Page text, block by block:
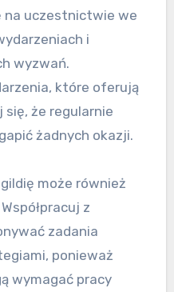
na uczestnictwie we
i
wyzwań.
które oferują
że regularnie
żadnych okazji.
może również
z
zadania
ponieważ
wymagać pracy